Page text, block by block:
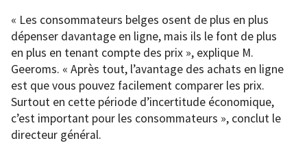
« Les consommateurs belges osent de plus en plus
dépenser davantage en ligne, mais ils le font de plus
en plus en tenant compte des prix », explique M.
Geeroms. « Après tout, l’avantage des achats en ligne
est que vous pouvez facilement comparer les prix.
Surtout en cette période d’incertitude économique,
c’est important pour les consommateurs », conclut le
directeur général.